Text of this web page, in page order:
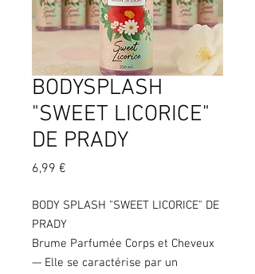
BODYSPLASH
"SWEET LICORICE"
DE PRADY
6,99 €
BODY SPLASH "SWEET LICORICE" DE
PRADY
Brume Parfumée Corps et Cheveux
— Elle se caractérise par un